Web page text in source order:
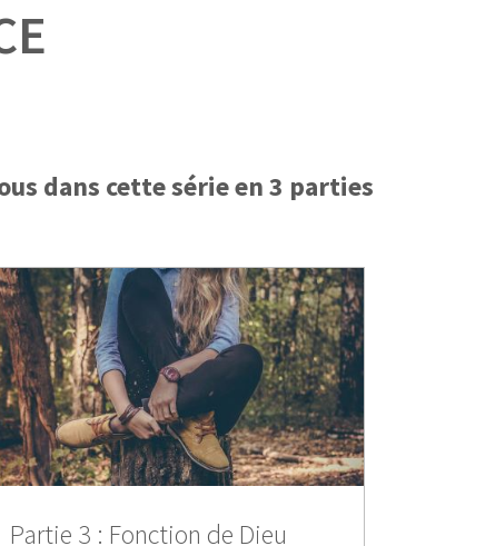
dans cette série en 3 parties
Partie 3 : Fonction de Dieu